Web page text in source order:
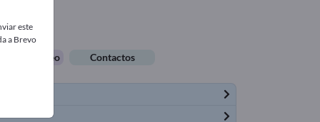
de empleo Contactos
este
a Brevo